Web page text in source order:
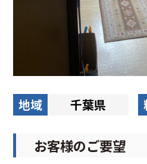
地域 千葉県
お客様のご要望